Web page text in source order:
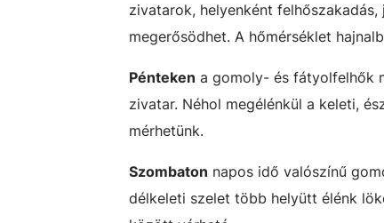
zivatarok, helyenként
megerősödhet. A hőmérséklet
Pénteken a gomoly- és fátyolfelhők
zivatar. Néhol megélénkül a keleti,
mérhetünk.
Szombaton napos idő valószínű
délkeleti szelet több helyütt élénk